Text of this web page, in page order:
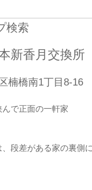
検索
新香月交換所
楠橋南1丁目8-16
で正面の一軒家
段差がある家の裏側